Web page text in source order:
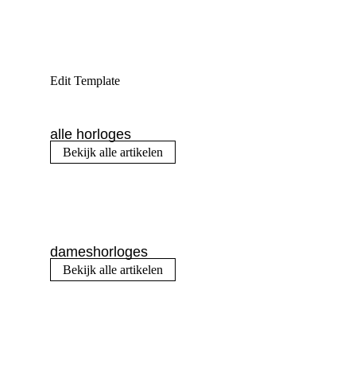
Edit Template
alle horloges
Bekijk alle artikelen
dameshorloges
Bekijk alle artikelen